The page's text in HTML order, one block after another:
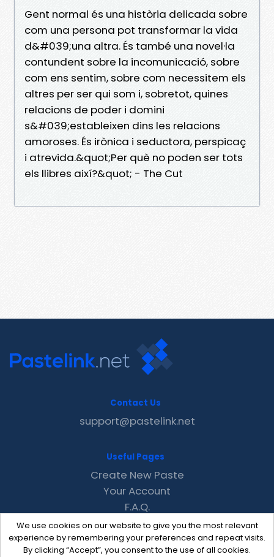
Gent normal és una història delicada sobre
com una persona pot transformar la vida
d&#039;una altra. És també una novel·la
contundent sobre la incomunicació, sobre
com ens sentim, sobre com necessitem els
altres per ser qui som i, sobretot, quines
relacions de poder i domini
s&#039;estableixen dins les relacions
amoroses. És irònica i seductora, perspicaç
i atrevida.&quot;Per què no poden ser tots
els llibres així?&quot; - The Cut
We use cookies on our website to give you the most relevant
experience by remembering your preferences and repeat visits.
By clicking “Accept”, you consent to the use of all cookies.
Contact Us
support@pastelink.net
Useful Pages
Create New Paste
Your Account
F.A.Q.
Recent
Contact